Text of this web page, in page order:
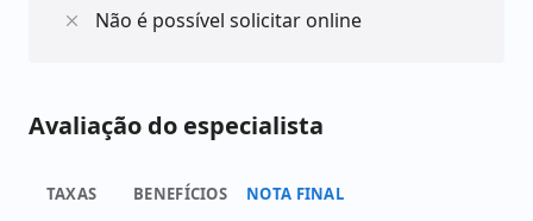
disponibilizada digitalmente, a contratação do
decidir se aprova ou não a sua solicitação. Se
aprovado, o dinheiro cai direto na sua conta e você
Não é possível solicitar online
Avaliação do especialista
TAXAS BENEFÍCIOS NOTA FINAL